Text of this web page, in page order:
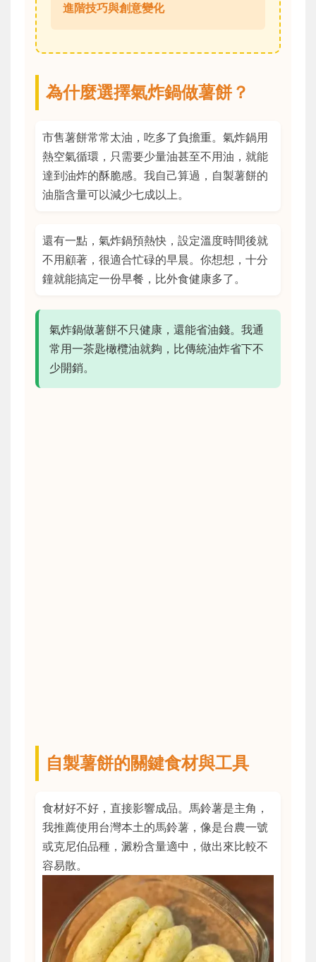
進階技巧與創意變化
為什麼選擇氣炸鍋做薯餅？
市售薯餅常常太油，吃多了負擔重。氣炸鍋用
熱空氣循環，只需要少量油甚至不用油，就能
達到油炸的酥脆感。我自己算過，自製薯餅的
油脂含量可以減少七成以上。
還有一點，氣炸鍋預熱快，設定溫度時間後就
不用顧著，很適合忙碌的早晨。你想想，十分
鐘就能搞定一份早餐，比外食健康多了。
氣炸鍋做薯餅不只健康，還能省油錢。我通
常用一茶匙橄欖油就夠，比傳統油炸省下不
少開銷。
自製薯餅的關鍵食材與工具
食材好不好，直接影響成品。馬鈴薯是主角，
我推薦使用台灣本土的馬鈴薯，像是台農一號
或克尼伯品種，澱粉含量適中，做出來比較不
容易散。